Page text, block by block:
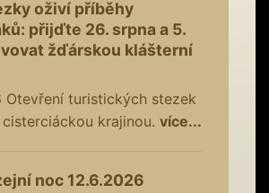
oživí příběhy
přijďte 26. srpna a 5.
žďárskou klášterní
Otevření turistických stezek
krajinou. více...
noc 12.6.2026